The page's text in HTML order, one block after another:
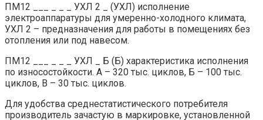
ПМ12 ___ _ _ _ УХЛ 2 _ (УХЛ) исполнение
электроаппаратуры для умеренно-холодного климата,
УХЛ 2 – предназначения для работы в помещениях без
отопления или под навесом.
ПМ12 ___ _ _ _ УХЛ _ Б (Б) характеристика исполнения
по износостойкости. А – 320 тыс. циклов, Б – 100 тыс.
циклов, В – 30 тыс. циклов.
Для удобства среднестатистического потребителя
производитель зачастую в маркировке, установленной